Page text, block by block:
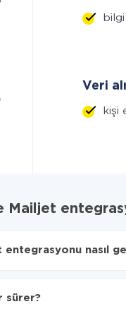
bilgi
Veri
kişi
Mailjet
entegrasyonu nasıl
aç
sürer?